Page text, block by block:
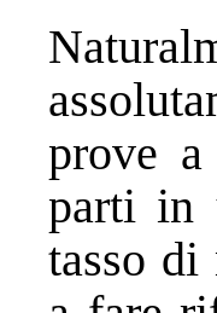
prove
parti in
tasso di